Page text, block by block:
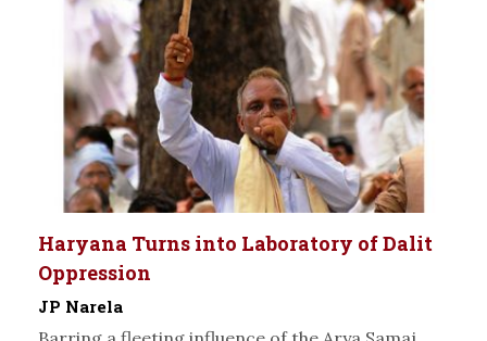
Haryana Turns into Laboratory of Dalit
Oppression
JP Narela